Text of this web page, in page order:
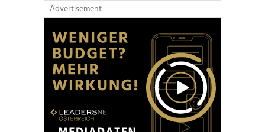
Advertisement